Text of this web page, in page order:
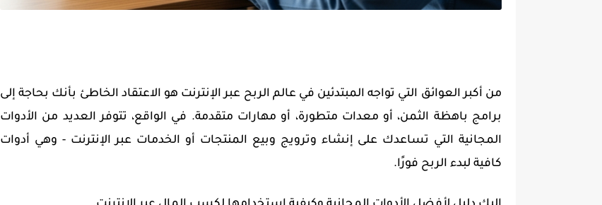
من أكبر العوائق التي تواجه المبتدئين في عالم الربح عبر الإنترنت هو الاعتقاد الخاطئ بأنك بحاجة إلى
برامج باهظة الثمن، أو معدات متطورة، أو مهارات متقدمة. في الواقع، تتوفر العديد من الأدوات
المجانية التي تساعدك على إنشاء وترويج وبيع المنتجات أو الخدمات عبر الإنترنت - وهي أدوات
كافية لبدء الربح فورًا.